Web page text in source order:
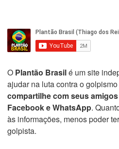
O Plantão Brasilé um site
ajudar na luta contra o
compartilhe com seus
Facebook e WhatsApp.
às informações, menos poder
golpista.